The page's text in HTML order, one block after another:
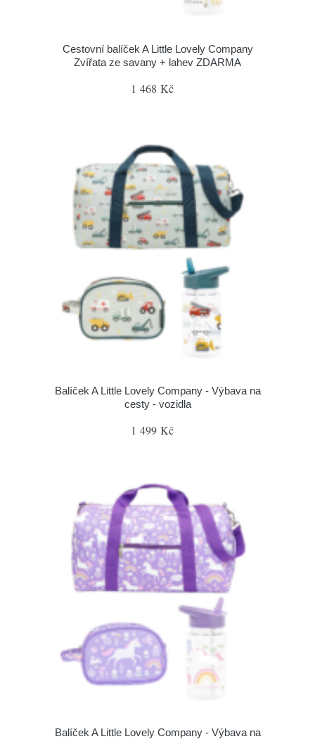
Cestovní balíček A Little Lovely Company
Zvířata ze savany + lahev ZDARMA
1 468 Kč
Balíček A Little Lovely Company - Výbava na
cesty - vozidla
1 499 Kč
Balíček A Little Lovely Company - Výbava na